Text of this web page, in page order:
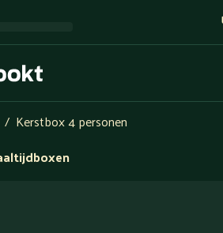
Kerstbox 4 personen